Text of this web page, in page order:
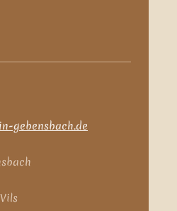
gebensbach.de